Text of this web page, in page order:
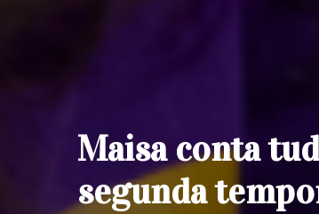
Maisa conta
segunda